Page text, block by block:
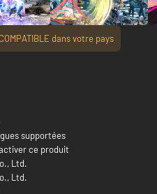
dans votre pays
supportées
ce produit
Ltd.
Ltd.